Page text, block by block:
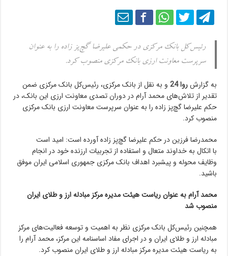
رئیس‌کل بانک مرکزی در حکمی علیرضا گچ‌پز زاده را به عنوان
سرپرست معاونت ارزی بانک مرکزی منصوب کرد.
به گزارشروا 24
و به نقل از بانک مرکزی، رئیس‌کل بانک مرکزی ضمن
تقدیر از تلاش‌های محمد آرام در دوران تصدی معاونت ارزی این بانک، در
حکم علیرضا گچ‌پز زاده را به عنوان سرپرست معاونت ارزی بانک مرکزی
منصوب کرد.
محمدرضا فرزین در حکم علیرضا گچ‌پز زاده آورده است: امید است
با اتکال به خداوند متعال و استفاده از تجربیات ارزنده خود در انجام
وظایف محوله و پیشبرد اهداف بانک مرکزی جمهوری اسلامی ایران موفق
باشید.
محمد آرام به عنوان ریاست هیئت مدیره مرکز مبادله ارز و طلای ایران
منصوب شد
همچنین رئیس‌کل بانک مرکزی نظر به اهمیت و توسعه فعالیت‌های مرکز
مبادله ارز و طلای ایران و در اجرای مفاد اساسنامه این مرکز، محمد آرام را
به ریاست هیئت مدیره مرکز مبادله ارز و طلای ایران منصوب کرد.